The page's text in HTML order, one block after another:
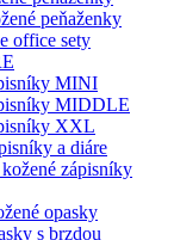
peňaženky
office sety
MINI
MIDDLE
XXL
a diáre
zápisníky
opasky
s brzdou